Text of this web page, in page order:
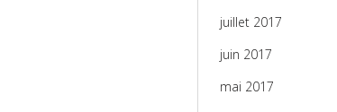
juillet 2017
juin 2017
mai 2017